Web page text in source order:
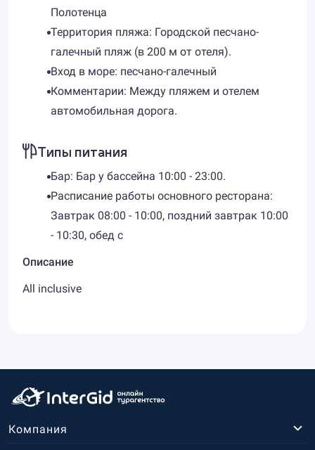
Полотенца
Территория пляжа: Городской песчано-
галечный пляж (в 200 м от отеля).
Вход в море: песчано-галечный
Комментарии: Между пляжем и отелем
автомобильная дорога.
Типы питания
Бар: Бар у бассейна 10:00 - 23:00.
Расписание работы основного ресторана:
Завтрак 08:00 - 10:00, поздний завтрак 10:00
- 10:30, обед с
Описание
All inclusive
Компания